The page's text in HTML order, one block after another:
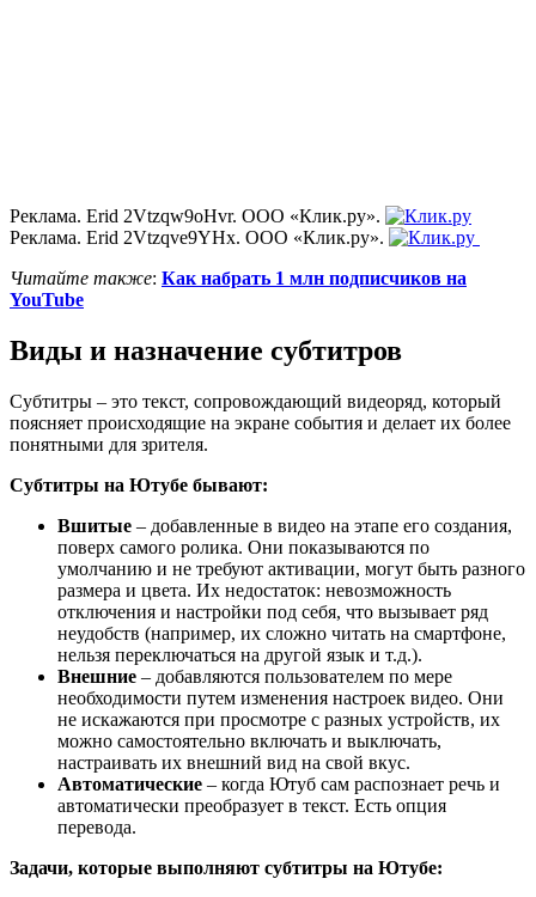
Реклама. Erid 2Vtzqw9oHvr. ООО «Клик.ру».
Реклама. Erid 2Vtzqve9YHx. ООО «Клик.ру».
Читайте также: Как набрать 1 млн подписчиков на
YouTube
Виды и назначение субтитров
Субтитры – это текст, сопровождающий видеоряд, который
поясняет происходящие на экране события и делает их более
понятными для зрителя.
Субтитры на Ютубе бывают:
Вшитые – добавленные в видео на этапе его создания,
поверх самого ролика. Они показываются по
умолчанию и не требуют активации, могут быть разного
размера и цвета. Их недостаток: невозможность
отключения и настройки под себя, что вызывает ряд
неудобств (например, их сложно читать на смартфоне,
нельзя переключаться на другой язык и т.д.).
Внешние – добавляются пользователем по мере
необходимости путем изменения настроек видео. Они
не искажаются при просмотре с разных устройств, их
можно самостоятельно включать и выключать,
настраивать их внешний вид на свой вкус.
Автоматические – когда Ютуб сам распознает речь и
автоматически преобразует в текст. Есть опция
перевода.
Задачи, которые выполняют субтитры на Ютубе: